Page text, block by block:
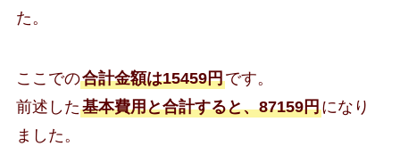
た。
ここでの合計金額は15459円です。
前述した基本費用と合計すると、87159円になり
ました。